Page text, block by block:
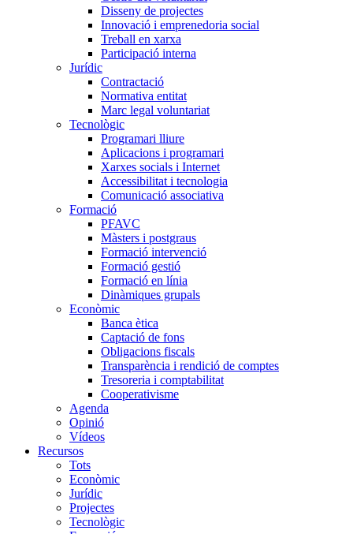
Disseny de projectes
Innovació i emprenedoria social
Treball en xarxa
Participació interna
Jurídic
Contractació
Normativa entitat
Marc legal voluntariat
Tecnològic
Programari lliure
Aplicacions i programari
Xarxes socials i Internet
Accessibilitat i tecnologia
Comunicació associativa
Formació
PFAVC
Màsters i postgraus
Formació intervenció
Formació gestió
Formació en línia
Dinàmiques grupals
Econòmic
Banca ètica
Captació de fons
Obligacions fiscals
Transparència i rendició de comptes
Tresoreria i comptabilitat
Cooperativisme
Agenda
Opinió
Vídeos
Recursos
Tots
Econòmic
Jurídic
Projectes
Tecnològic